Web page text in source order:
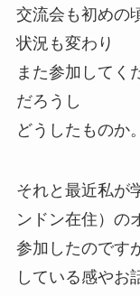
交流会も初めの
状況も変わり
また参加してく
だろうし
どうしたものか
それと最近私が
ンドン在住）の
参加したのです
している感やお